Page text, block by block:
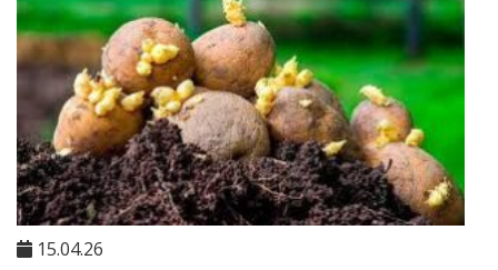
15.04.26